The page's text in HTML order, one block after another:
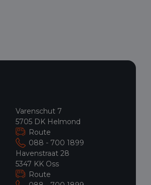
Varenschut 7
5705 DK Helmond
Route
088 - 700 1899
Havenstraat 28
5347 KK Oss
Route